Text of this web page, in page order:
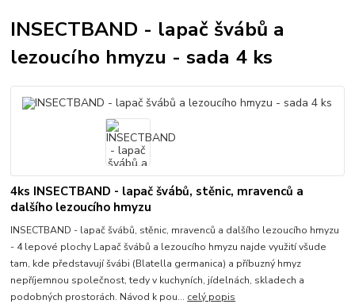
INSECTBAND - lapač švábů a
lezoucího hmyzu - sada 4 ks
4ks INSECTBAND - lapač švábů, stěnic, mravenců a
dalšího lezoucího hmyzu
INSECTBAND - lapač švábů, stěnic, mravenců a dalšího lezoucího hmyzu
- 4 lepové plochy Lapač švábů a lezoucího hmyzu najde využití všude
tam, kde představují švábi (Blatella germanica) a příbuzný hmyz
nepříjemnou společnost, tedy v kuchyních, jídelnách, skladech a
podobných prostorách. Návod k pou... celý popis